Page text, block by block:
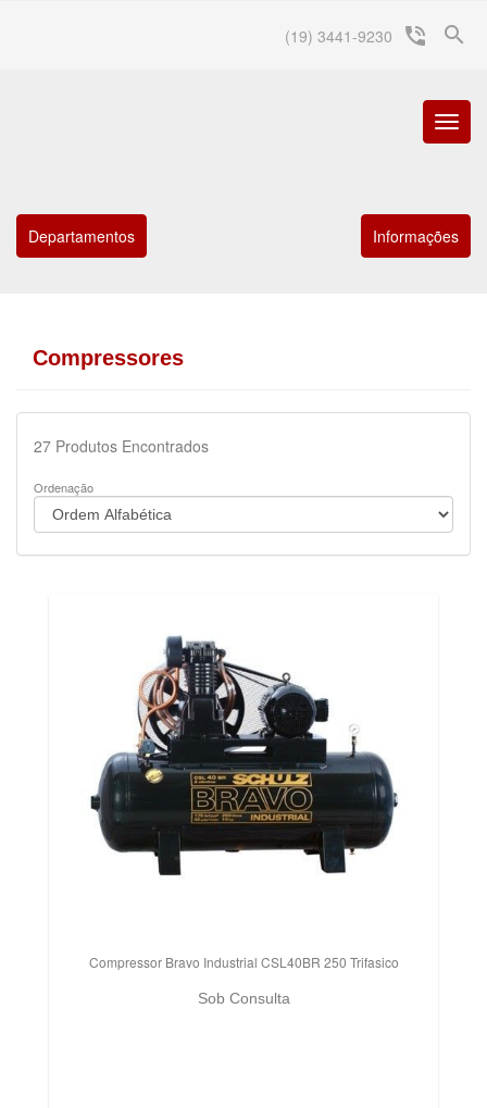
search
(19) 3441-9230 phone_in_talk
Menu
Departamentos Informações
Compressores
27 Produtos Encontrados
Ordenação
Compressor Bravo Industrial CSL40BR 250 Trifasico
Sob Consulta